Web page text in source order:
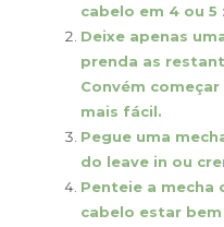
cabelo em 4 ou 5
Deixe apenas
prenda as
Convém
mais fácil.
Pegue uma
do leave in ou
Penteie a mecha
cabelo estar